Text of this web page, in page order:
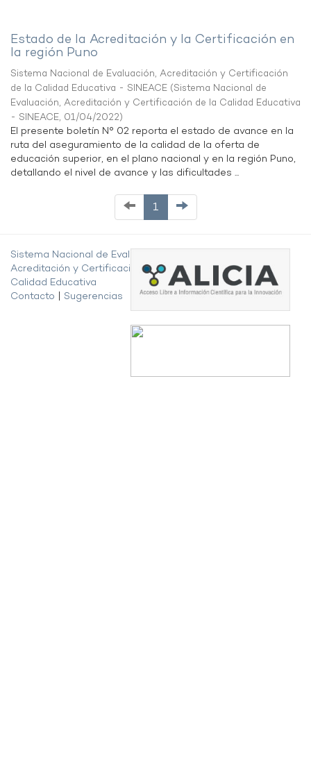
Estado de la Acreditación y la Certificación en
la región Puno
Sistema Nacional de Evaluación, Acreditación y Certificación
de la Calidad Educativa - SINEACE (Sistema Nacional de
Evaluación, Acreditación y Certificación de la Calidad Educativa
- SINEACE, 01/04/2022)
El presente boletín N° 02 reporta el estado de avance en la
ruta del aseguramiento de la calidad de la oferta de
educación superior, en el plano nacional y en la región Puno,
detallando el nivel de avance y las dificultades ...
1
Sistema Nacional de Evaluación,
Acreditación y Certificación de la
Calidad Educativa
Contacto
Sugerencias